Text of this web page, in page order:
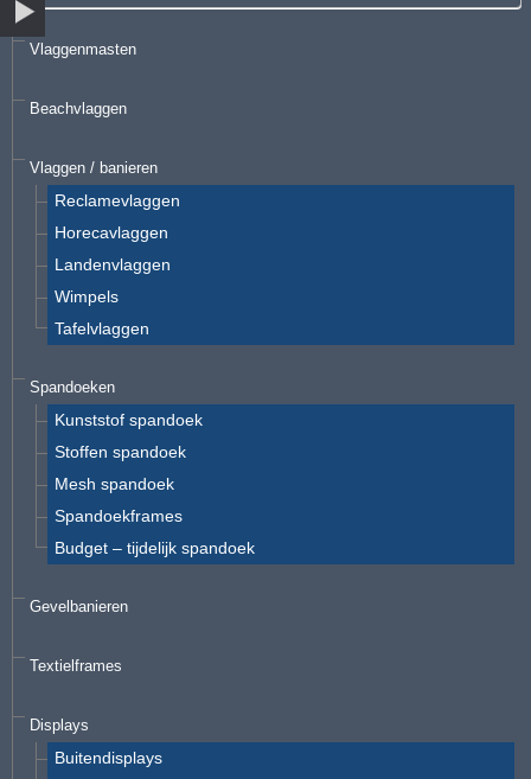
Vlaggenmasten
Beachvlaggen
Vlaggen / banieren
Reclamevlaggen
Horecavlaggen
Landenvlaggen
Wimpels
Tafelvlaggen
Spandoeken
Kunststof spandoek
Stoffen spandoek
Mesh spandoek
Spandoekframes
Budget – tijdelijk spandoek
Gevelbanieren
Textielframes
Displays
Buitendisplays